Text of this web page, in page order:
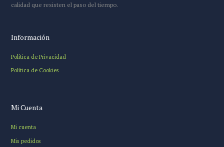
calidad que resisten el paso del tiempo.
Información
Política de Privacidad
Política de Cookies
Mi Cuenta
Mi cuenta
Mis pedidos